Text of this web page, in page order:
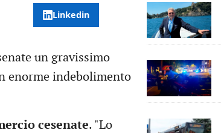
Linkedin
un gravissimo
enorme indebolimento
cesenate. "Lo